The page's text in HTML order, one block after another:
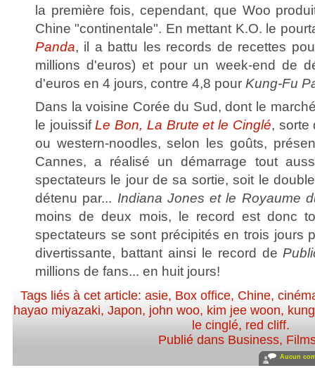
la première fois, cependant, que Woo
Chine "continentale". En mettant K.O. le
Panda, il a battu les records de recettes
millions d'euros) et pour un week-end de
d'euros en 4 jours, contre 4,8 pour Kung-Fu
Dans la voisine Corée du Sud, dont le
le jouissifLe Bon, La Brute et le Cinglé, sorte
ou western-noodles, selon les goûts,
Cannes, a réalisé un démarrage tout
spectateurs le jour de sa sortie, soit le
détenu par... Indiana Jones et le Royaume
moins de deux mois, le record est donc
spectateurs se sont précipités en trois jours
divertissante, battant ainsi le record de
millions de fans... en huit jours!
Tags liés à cet article:asie, Box office, Chine,
hayao miyazaki, Japon, john woo, kim jee woon,
le cinglé, red cliff.
Publié dans Business,
Aucun